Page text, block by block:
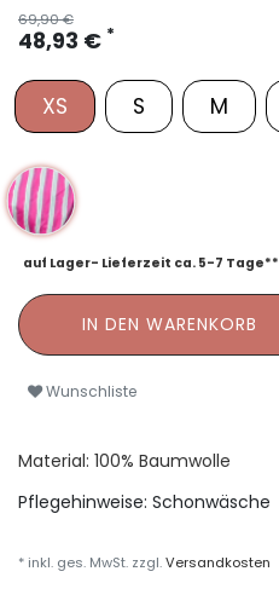
69,90 €
48,93 € *
XS S M
auf Lager- Lieferzeit ca. 5-7 Tage**
IN DEN WARENKORB
Wunschliste
Material: 100% Baumwolle
Pflegehinweise: Schonwäsche
* inkl. ges. MwSt. zzgl.Versandkosten